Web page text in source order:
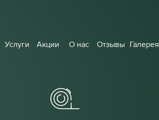
Услуги Акции О нас Отзывы Галерея